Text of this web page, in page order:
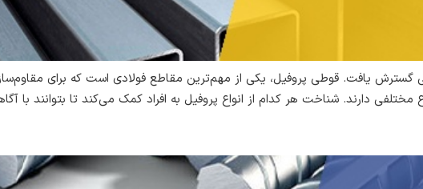
یافت. قوطی پروفیل، یکی از مهم‌ترین مقاطع فولادی است که برای
دارند. شناخت هر کدام از انواع پروفیل به افراد کمک می‌کند تا بتوانند با